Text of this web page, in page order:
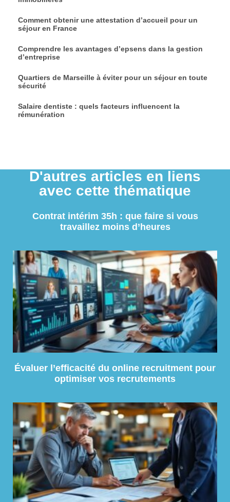
Comment obtenir une attestation d’accueil pour un
séjour en France
Comprendre les avantages d’epsens dans la gestion
d’entreprise
Quartiers de Marseille à éviter pour un séjour en toute
sécurité
Salaire dentiste : quels facteurs influencent la
rémunération
D'autres articles en liens
avec cette thématique
Contrat intérim 35h : que faire si vous
travaillez moins d’heures
Évaluer l’efficacité du online recruitment pour
optimiser vos recrutements